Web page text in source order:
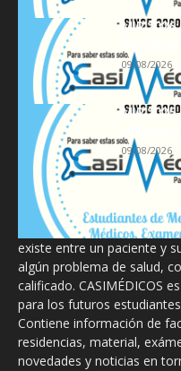
MIR
de
09/08/2026
MIR
semana
09/08/2026
La información
diseñado para
existe entre un paciente y
algún problema de salud,
calificado. CASIMÉDICOS
para los futuros
Contiene información de
residencias, material,
novedades y noticias en